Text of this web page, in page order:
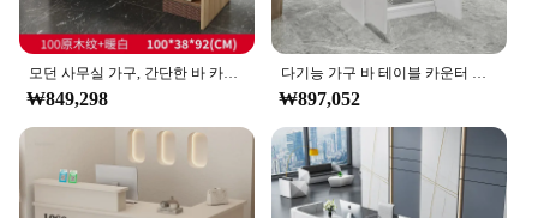
모던 사무실 가구, 간단한 바 카운터, 상업 의류 매장, 캐셔 데스크, 이발소, 접대 데스크
₩849,298
다기능 가구 바 테이블 카운터 테이블, 현대 응접용 데스크, 슈퍼마켓 편의점, 미니 캐셔 책상, Bv
₩897,052